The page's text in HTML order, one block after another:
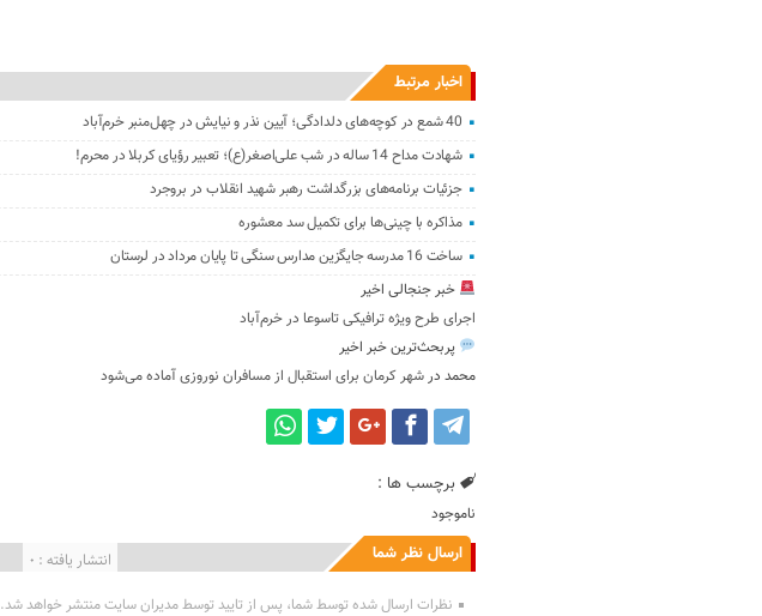
اخبار مرتبط
40 شمع در کوچه‌های دلدادگی؛ آیین نذر و نیایش در چهل‌منبر خرم‌آباد
‌شهادت مداح 14 ساله در شب علی‌اصغر(ع)؛ تعبیر رؤیای کربلا در محرم!
جزئیات برنامه‌های بزرگداشت رهبر شهید انقلاب در بروجرد
مذاکره با چینی‌ها برای تکمیل سد معشوره‌
ساخت 16 مدرسه جایگزین مدارس سنگی تا پایان مرداد در لرستان
خبر جنجالی اخیر
اجرای طرح ویژه ترافیکی تاسوعا در خرم‌آباد
پربحث‌ترین خبر اخیر
محمد درشهر کرمان برای استقبال از مسافران نوروزی آماده می‌شود
برچسب ها :
ناموجود
ارسال نظر شما انتشار یافته : 0
نظرات ارسال شده توسط شما، پس از تایید توسط مدیران سایت منتشر خواهد شد.